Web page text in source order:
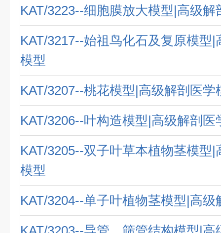
KAT/3223--细胞膜放大模型|高级解
KAT/3217--始祖鸟化石及复原模型|
模型
KAT/3207--桃花模型|高级解剖医学
KAT/3206--叶构造模型|高级解剖医
KAT/3205--双子叶草本植物茎模型|
模型
KAT/3204--单子叶植物茎模型|高级